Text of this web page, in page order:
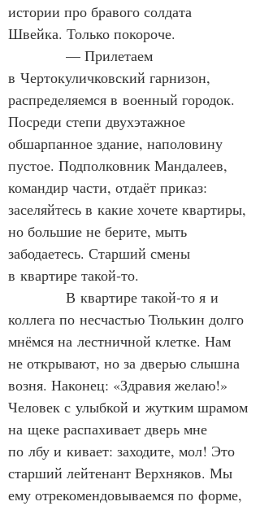
истории про бравого солдата
Швейка. Только покороче.
— Прилетаем
в Чертокуличковский гарнизон,
распределяемся в военный городок.
Посреди степи двухэтажное
обшарпанное здание, наполовину
пустое. Подполковник Мандалеев,
командир части, отдаёт приказ:
заселяйтесь в какие хочете квартиры,
но большие не берите, мыть
забодаетесь. Старший смены
в квартире такой‑то.
В квартире такой‑то я и
коллега по несчастью Тюлькин долго
мнёмся на лестничной клетке. Нам
не открывают, но за дверью слышна
возня. Наконец: «Здравия желаю!»
Человек с улыбкой и жутким шрамом
на щеке распахивает дверь мне
по лбу и кивает: заходите, мол! Это
старший лейтенант Верхняков. Мы
ему отрекомендовываемся по форме,